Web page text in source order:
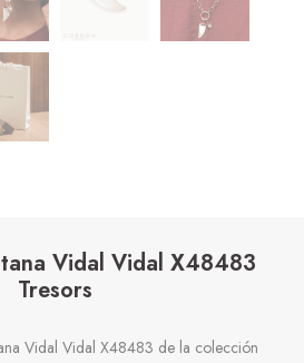
Vidal Vidal X48483
Tresors
Vidal Vidal X48483 de la colección